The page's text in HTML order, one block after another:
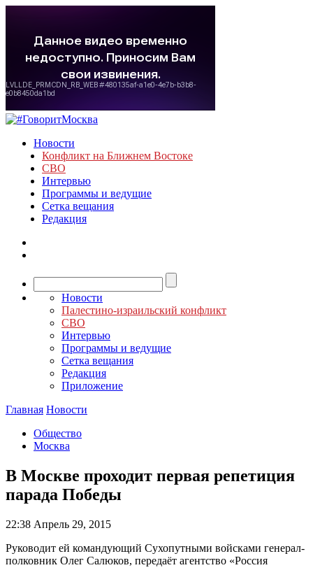
Новости
Конфликт на Ближнем Востоке
СВО
Интервью
Программы и ведущие
Сетка вещания
Редакция
Новости
Палестино-израильский конфликт
СВО
Интервью
Программы и ведущие
Сетка вещания
Редакция
Приложение
Главная Новости
Общество
Москва
В Москве проходит первая репетиция
парада Победы
22:38 Апрель 29, 2015
Руководит ей командующий Сухопутными войсками генерал-
полковник Олег Салюков, передаёт агентство «Россия